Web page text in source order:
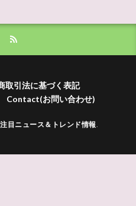
取引法に基づく表記
Contact(お問い合わせ)
目ニュース＆トレンド情報